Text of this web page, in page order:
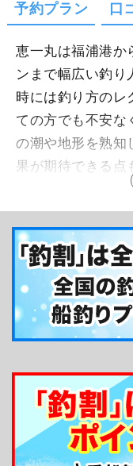
予約プラン 口
恵一丸は福浦港か
ンまで幅広い釣り
時には釣り方のレ
ての方でも不安な
の潮や地形を熟知
果が期待できる点
岩肌や入り組ん
る夜明けの海は特
はワラサ・イナダ
アマダイ、クロム
型船でデッキも
口コミでは「船長
イント選びが的確
寄せられています
釣り船か
当船は大型船
が特徴です。主
が激しい港周辺の